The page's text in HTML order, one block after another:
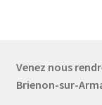
Venez nous
Brienon-sur-